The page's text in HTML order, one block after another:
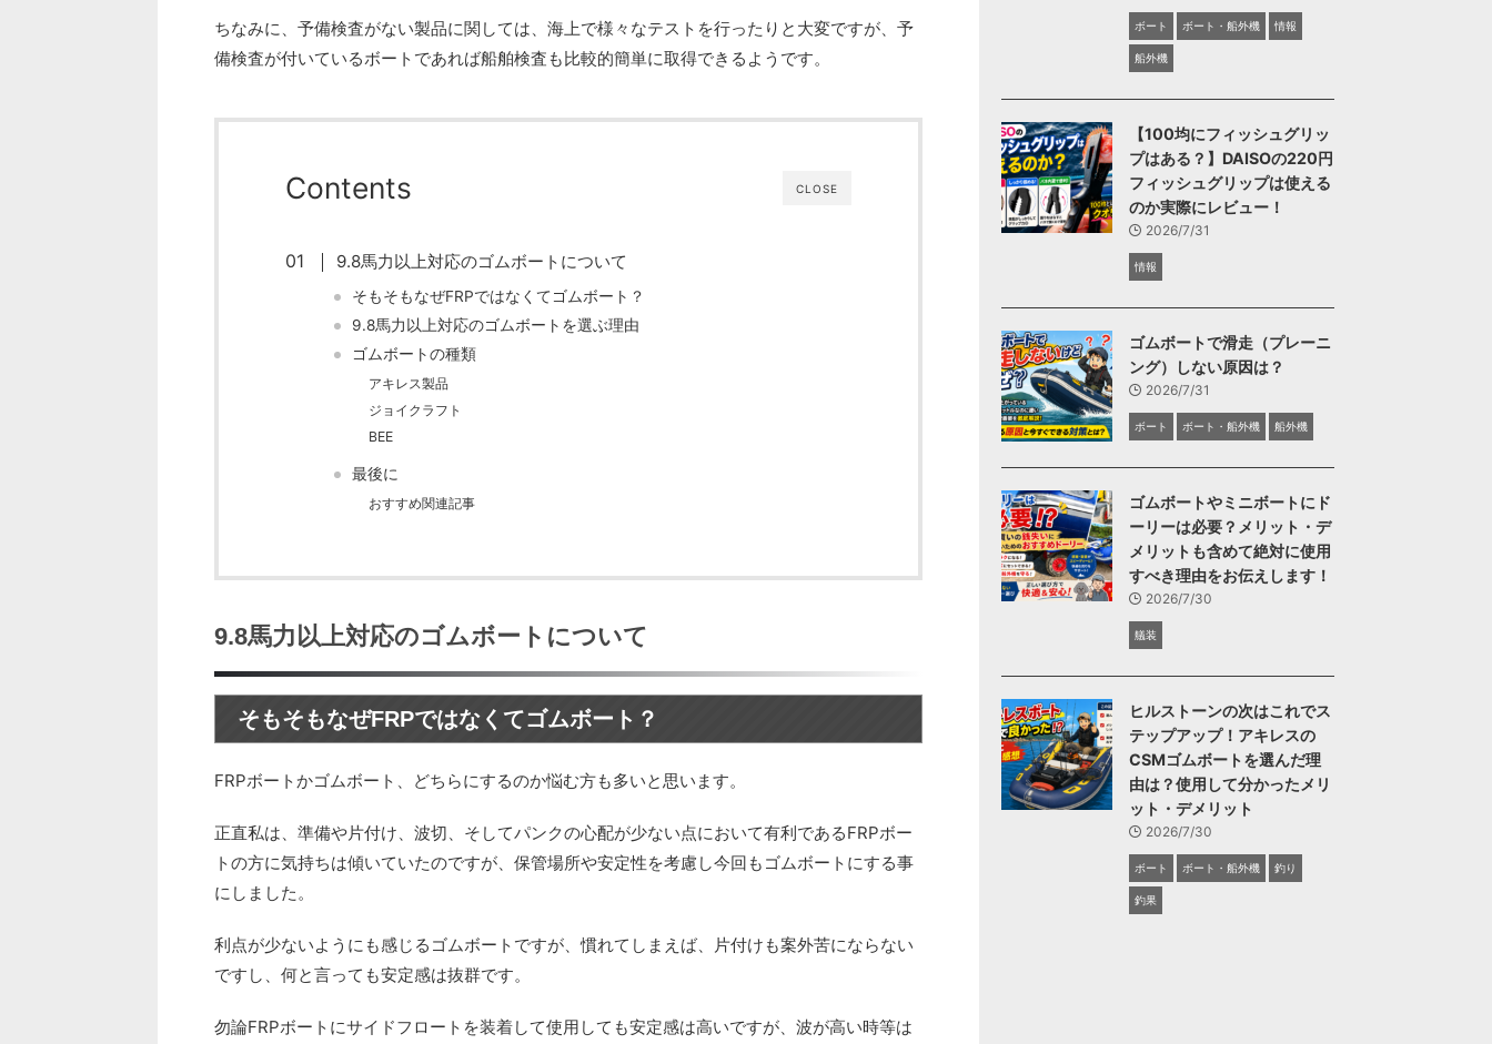
ちなみに、予備検査がない製品に関しては、海上で様々なテストを行ったりと大変ですが、予
備検査が付いているボートであれば船舶検査も比較的簡単に取得できるようです。
CLOSE
Contents
9.8馬力以上対応のゴムボートについて
そもそもなぜFRPではなくてゴムボート？
9.8馬力以上対応のゴムボートを選ぶ理由
ゴムボートの種類
アキレス製品
ジョイクラフト
BEE
最後に
おすすめ関連記事
9.8馬力以上対応のゴムボートについて
そもそもなぜFRPではなくてゴムボート？
FRPボートかゴムボート、どちらにするのか悩む方も多いと思います。
正直私は、準備や片付け、波切、そしてパンクの心配が少ない点において有利であるFRPボー
トの方に気持ちは傾いていたのですが、保管場所や安定性を考慮し今回もゴムボートにする事
にしました。
利点が少ないようにも感じるゴムボートですが、慣れてしまえば、片付けも案外苦にならない
ですし、何と言っても安定感は抜群です。
勿論FRPボートにサイドフロートを装着して使用しても安定感は高いですが、波が高い時等は
ボート ボート・船外機 情報
船外機
【100均にフィッシュグリッ
プはある？】DAISOの220円
フィッシュグリップは使える
のか実際にレビュー！
2026/7/31
情報
ゴムボートで滑走（プレーニ
ング）しない原因は？
2026/7/31
ボート ボート・船外機 船外機
ゴムボートやミニボートにド
ーリーは必要？メリット・デ
メリットも含めて絶対に使用
すべき理由をお伝えします！
2026/7/30
艤装
ヒルストーンの次はこれでス
テップアップ！アキレスの
CSMゴムボートを選んだ理
由は？使用して分かったメリ
ット・デメリット
2026/7/30
ボート ボート・船外機 釣り
釣果